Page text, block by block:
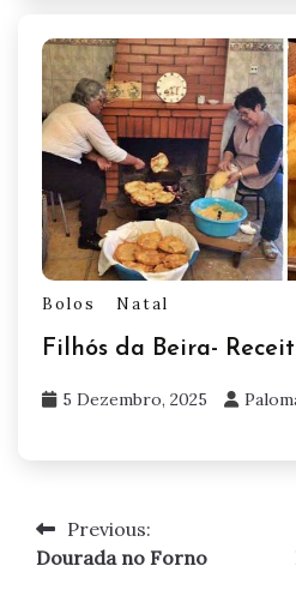
Bolos Natal
Filhós da Beira-
5 Dezembro, 2025
Navegação
Previous:
Dourada no Forno